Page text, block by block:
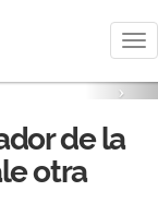
de la
otra